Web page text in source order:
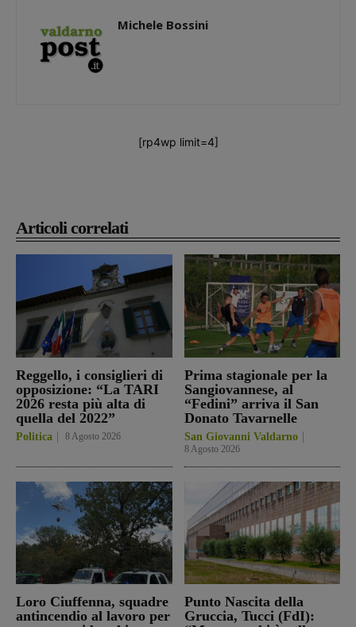
Articoli correlati
Reggello, i consiglieri di
opposizione: “La TARI
2026 resta più alta di
quella del 2022”
Politica 8 Agosto 2026
Prima stagionale per la
Sangiovannese, al
“Fedini” arriva il San
Donato Tavarnelle
San Giovanni Valdarno
8 Agosto 2026
Loro Ciuffenna, squadre
antincendio al lavoro per
Punto Nascita della
Gruccia, Tucci (FdI):
Michele Bossini
[rp4wp limit=4]